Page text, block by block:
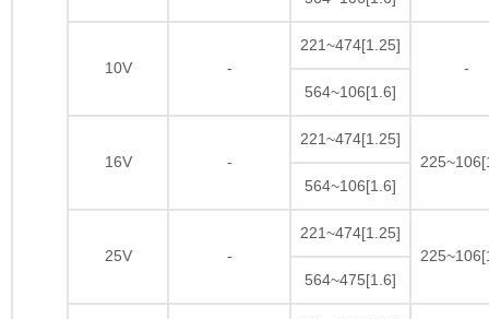
10V -
221~474[1.25]
-
564~106[1.6]
16V -
221~474[1.25]
564~106[1.6]
25V -
221~474[1.25]
564~475[1.6]